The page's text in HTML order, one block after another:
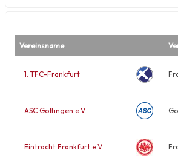
Vereinsname
1. TFC-Frankfurt
ASC Göttingen e.V.
Eintracht Frankfurt e.V.